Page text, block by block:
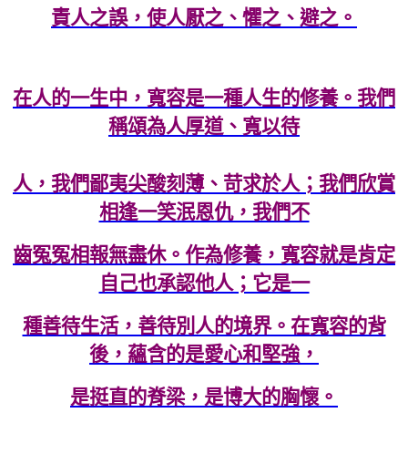
責人之誤，使人厭之、懼之、避之。
在人的一生中，寬容是一種人生的修養。我們
稱頌為人厚道、寬以待
人，我們鄙夷尖酸刻薄、苛求於人；我們欣賞
相逢一笑泯恩仇，我們不
齒冤冤相報無盡休。作為修養，寬容就是肯定
自己也承認他人；它是一
種善待生活，善待別人的境界。在寬容的背
後，蘊含的是愛心和堅強，
是挺直的脊梁，是博大的胸懷。